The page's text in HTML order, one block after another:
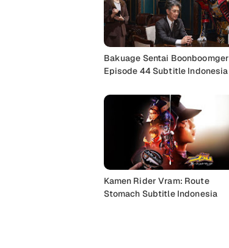
Bakuage Sentai Boonboomger
Episode 44 Subtitle Indonesia
Kamen Rider Vram: Route
Stomach Subtitle Indonesia